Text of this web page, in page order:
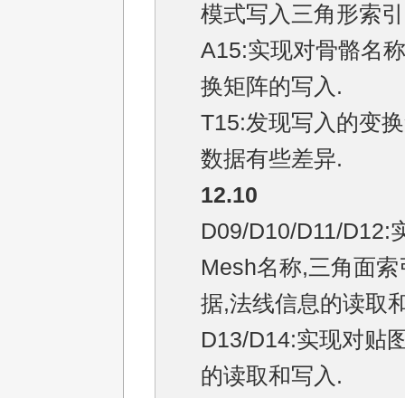
模式写入三角形索
A15:实现对骨骼名
换矩阵的写入.
T15:发现写入的变
数据有些差异.
12.10
D09/D10/D11/D12:
Mesh名称,三角面
据,法线信息的读取
D13/D14:实现对贴
的读取和写入.